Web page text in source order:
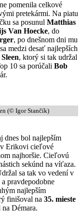
pomenila celkové
pretekármi. Na piatu
sa posunul Matthias
Van Hoecke, do
, po dnešnom dni mu
medzi desať najlepších
, ktorý si tak udržal
10 sa porúčali Bob
(© Igor Stančík)
dnes bol najlepším
Erikovi cieľové
najhoršie. Cieľovú
sekúnd na víťaza.
sa tak vo vedení v
pravdepodobne
najlepším
finišoval na 35. mieste
Démara.